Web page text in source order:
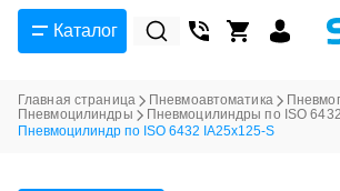
Каталог
Главная страница Пневмоавтоматика
Пневмоцилиндры
Пневмоцилиндры по ISO 6432
Пневмоцилиндр по ISO 6432 IA25x125-S